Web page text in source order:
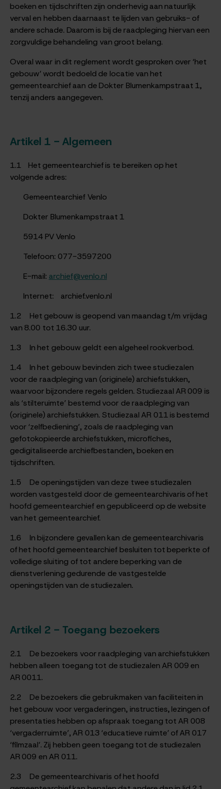
boeken en tijdschriften zijn onderhevig aan natuurlijk
verval en hebben daarnaast te lijden van gebruiks- of
andere schade. Daarom is bij de raadpleging hiervan een
zorgvuldige behandeling van groot belang.
Overal waar in dit reglement wordt gesproken over ‘het
gebouw’ wordt bedoeld de locatie van het
gemeentearchief aan de Dokter Blumenkampstraat 1,
tenzij anders aangegeven.
Artikel 1 - Algemeen
1.1 Het gemeentearchief is te bereiken op het
volgende adres:
Gemeentearchief Venlo
Dokter Blumenkampstraat 1
5914 PV Venlo
Telefoon: 077-3597200
E-mail: archief@venlo.nl
Internet: archief.venlo.nl
1.2 Het gebouw is geopend van maandag t/m vrijdag
van 8.00 tot 16.30 uur.
1.3 In het gebouw geldt een algeheel rookverbod.
1.4 In het gebouw bevinden zich twee studiezalen
voor de raadpleging van (originele) archiefstukken,
waarvoor bijzondere regels gelden. Studiezaal AR 009 is
als ‘stilteruimte’ bestemd voor de raadpleging van
(originele) archiefstukken. Studiezaal AR 011 is bestemd
voor ‘zelfbediening’, zoals de raadpleging van
gefotokopieerde archiefstukken, microfiches,
gedigitaliseerde archiefbestanden, boeken en
tijdschriften.
1.5 De openingstijden van deze twee studiezalen
worden vastgesteld door de gemeentearchivaris of het
hoofd gemeentearchief en gepubliceerd op de website
van het gemeentearchief.
1.6 In bijzondere gevallen kan de gemeentearchivaris
of het hoofd gemeentearchief besluiten tot beperkte of
volledige sluiting of tot andere beperking van de
dienstverlening gedurende de vastgestelde
openingstijden van de studiezalen.
Artikel 2 - Toegang bezoekers
2.1 De bezoekers voor raadpleging van archiefstukken
hebben alleen toegang tot de studiezalen AR 009 en
AR 0011.
2.2 De bezoekers die gebruikmaken van faciliteiten in
het gebouw voor vergaderingen, instructies, lezingen of
presentaties hebben op afspraak toegang tot AR 008
‘vergaderruimte’, AR 013 ‘educatieve ruimte’ of AR 017
‘filmzaal’. Zij hebben geen toegang tot de studiezalen
AR 009 en AR 011.
2.3 De gemeentearchivaris of het hoofd